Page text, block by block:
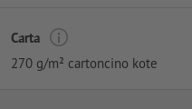
Carta
270 g/m² cartoncino kote